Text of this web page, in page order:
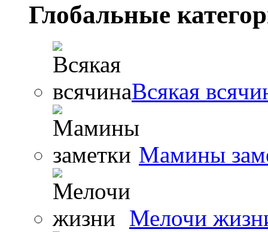
Глобальные
Всякая
Мамины
Мелочи